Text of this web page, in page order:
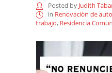
Posted by Judith
in Renovación de
trabajo, Residencia